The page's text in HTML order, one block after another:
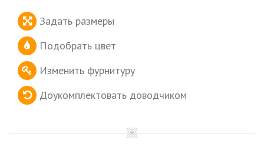
Задать размеры
Подобрать цвет
Изменить фурнитуру
Доукомплектовать доводчиком